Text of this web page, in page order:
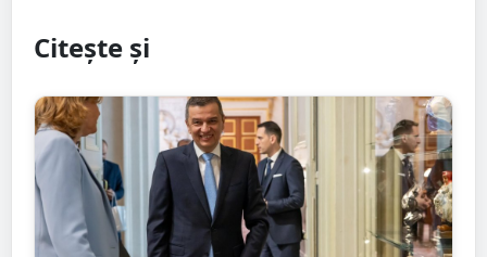
Citește și